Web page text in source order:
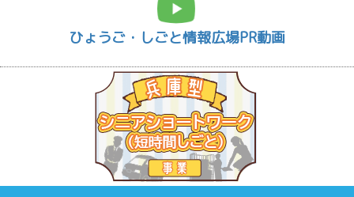
ひょうご・しごと情報広場PR動画